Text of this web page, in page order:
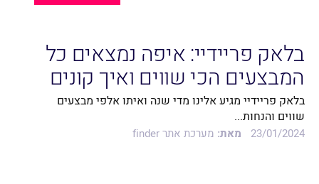
בלאק פריידיי: איפה נמצאים כל
המבצעים הכי שווים ואיך קונים
נכון?
בלאק פריידיי מגיע אלינו מדי שנה ואיתו אלפי מבצעים
שווים והנחות...
23/01/2024 מאת: מערכת אתר finder